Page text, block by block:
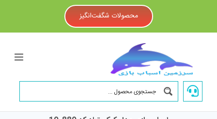
محصولات شگفت‌انگیز